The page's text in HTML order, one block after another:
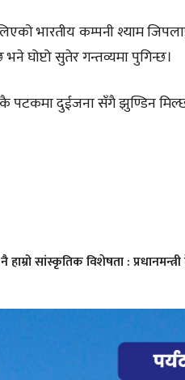
भारतीय कम्पनी श्याम
भने घोप्टो सुतेर गन्तव्यमा पुगिन्छ।
पटकमा दुईजना सँगै झुण्डिन
हाम्रो सांस्कृतिक विशेषता :